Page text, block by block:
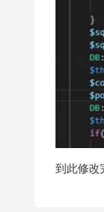
到此修改